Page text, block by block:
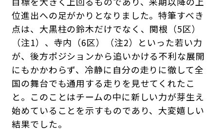
位進出への足がかりとなりました。特筆すべき
点は、大黒柱の鈴木だけでなく、関根（5区）
（注1）、寺内（6区）（注2）といった若い力
が、後方ポジションから追いかける不利な展開
にもかかわらず、冷静に自分の走りに徹して全
国の舞台でも通用する走りを見せてくれたこ
と。このことはチームの中に新しい力が芽生え
始めていることを示すものであり、大変嬉しい
結果でした。